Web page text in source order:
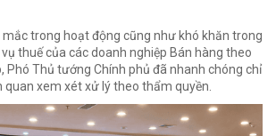
trong hoạt động cũng như khó khăn trong
thuế của các doanh nghiệp Bán hàng theo
Phó Thủ tướng Chính phủ đã nhanh chóng chỉ
quan xem xét xử lý theo thẩm quyền.